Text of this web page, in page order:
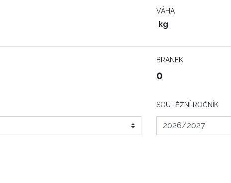
VÁHA
kg
BRANEK
0
SOUTĚŽNÍ ROČNÍK